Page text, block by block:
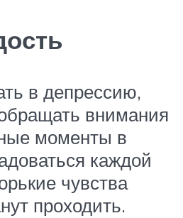
в депрессию,
внимания
моменты в
каждой
чувства
проходить.